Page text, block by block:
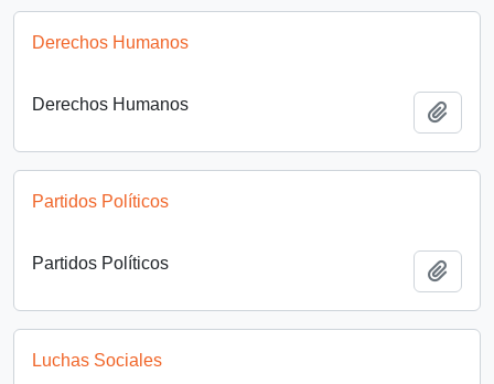
Derechos Humanos
Derechos Humanos
Partidos Políticos
Partidos Políticos
Luchas Sociales